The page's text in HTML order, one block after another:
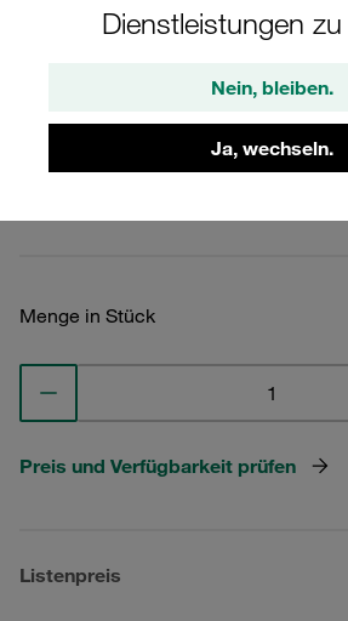
Dienstleistungen
Nein, bleiben.
Ja, wechseln.
Deckpl., AS-Schraube
SP-542.4-PP-DP-AS-M-W10
STAUFF Materialnr. 1110000814
Menge in Stück
Preis und Verfügbarkeit prüfen
Listenpreis